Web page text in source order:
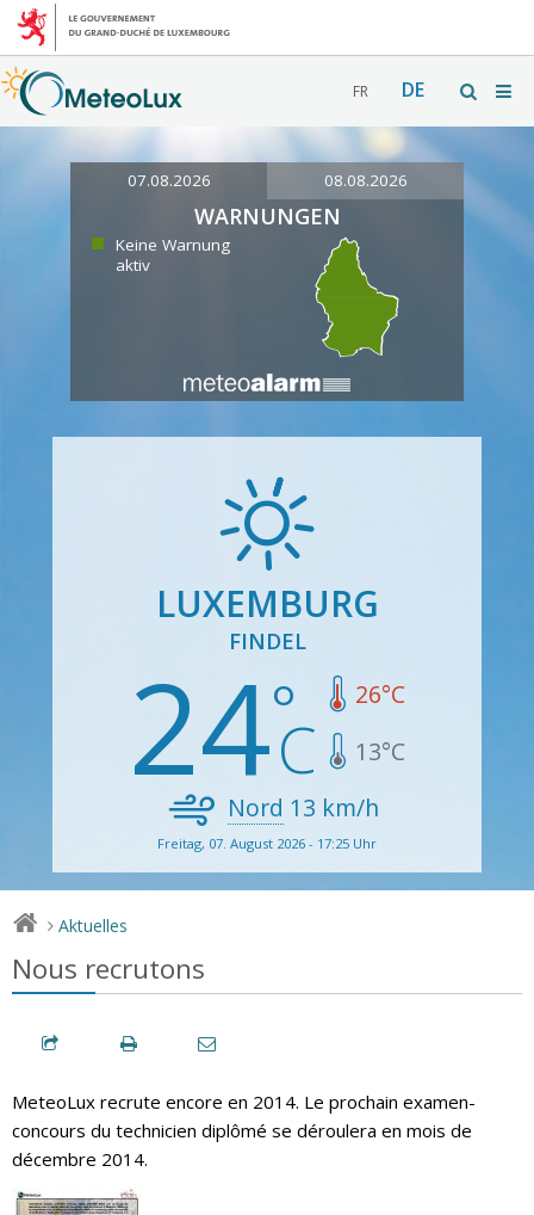
FR DE
07.08.2026 08.08.2026
WARNUNGEN
Keine Warnung
aktiv
LUXEMBURG
FINDEL
24 26°C
13°C
Nord 13 km/h
Freitag, 07. August 2026 - 17:25 Uhr
> Aktuelles
Nous recrutons
MeteoLux recrute encore en 2014. Le prochain examen-
concours du technicien diplômé se déroulera en mois de
décembre 2014.